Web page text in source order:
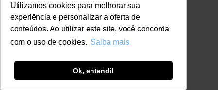
Utilizamos cookies para melhorar sua
experiência e personalizar a oferta de
conteúdos. Ao utilizar este site, você concorda
com o uso de cookies. Saiba mais
Ok, entendi!
Online
In Company
Eventos
CONTATO
+55 11 3259-2837